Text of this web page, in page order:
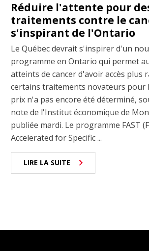
Réduire l'attente pour
traitements contre le
s'inspirant de l'Ontario
Le Québec devrait s'inspirer d'un
programme en Ontario qui permet
atteints de cancer d'avoir accès plus
certains traitements novateurs pour
prix n'a pas encore été déterminé,
note de l'Institut économique de
publiée mardi. Le programme FAST
Accelerated for Specific ...
LIRE LA SUITE